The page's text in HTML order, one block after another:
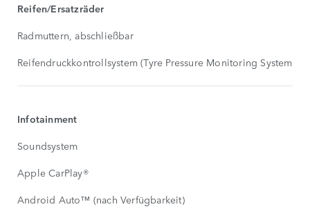
Reifen/Ersatzräder
Radmuttern, abschließbar
Reifendruckkontrollsystem (Tyre Pressure Monitoring System,
Infotainment
Soundsystem
Apple CarPlay®
Android Auto™ (nach Verfügbarkeit)